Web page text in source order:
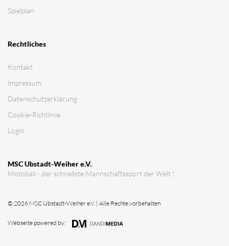
MSC Ubstadt-Weiher e.V.
Motoball - der schnellste Mannschaftssport der Welt !
Spielplan
Rechtliches
Kontakt
Impressum
Datenschutz­erklärung
Cookie-Richtlinie
Login
© 2026 MSC Ubstadt-Weiher e.V. | Alle Rechte vorbehalten
Webseite powered by: